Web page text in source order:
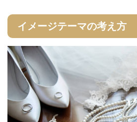
イメージテーマの考え方